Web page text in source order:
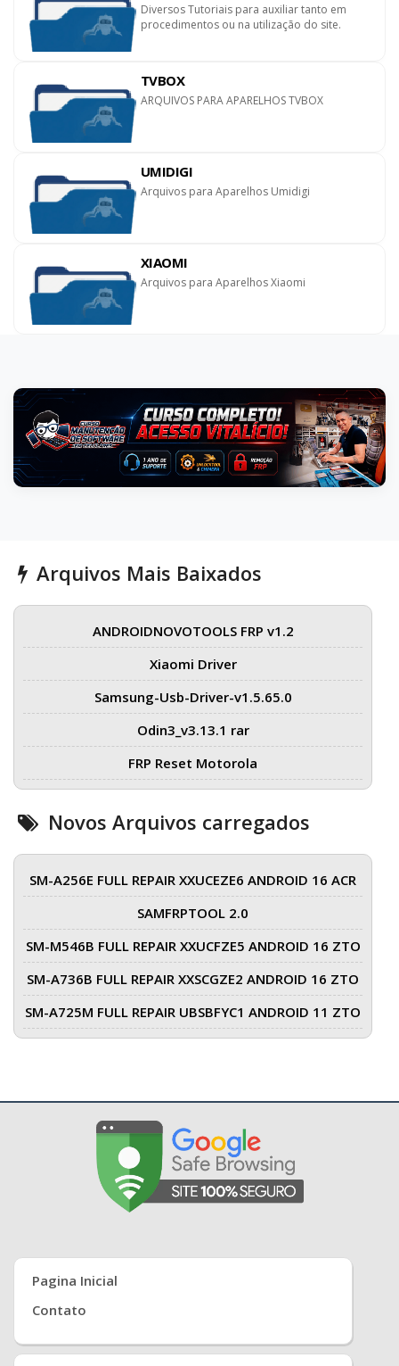
Diversos Tutoriais para auxiliar tanto em
procedimentos ou na utilização do site.
TVBOX
ARQUIVOS PARA APARELHOS TVBOX
UMIDIGI
Arquivos para Aparelhos Umidigi
XIAOMI
Arquivos para Aparelhos Xiaomi
Arquivos Mais Baixados
ANDROIDNOVOTOOLS FRP v1.2
Xiaomi Driver
Samsung-Usb-Driver-v1.5.65.0
Odin3_v3.13.1 rar
FRP Reset Motorola
Novos Arquivos carregados
SM-A256E FULL REPAIR XXUCEZE6 ANDROID 16 ACR
SAMFRPTOOL 2.0
SM-M546B FULL REPAIR XXUCFZE5 ANDROID 16 ZTO
SM-A736B FULL REPAIR XXSCGZE2 ANDROID 16 ZTO
SM-A725M FULL REPAIR UBSBFYC1 ANDROID 11 ZTO
Pagina Inicial
Contato